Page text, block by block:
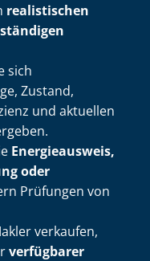
realistischen
sich
Zustand,
und aktuellen
Energieausweis,
oder
Prüfungen von
verkaufen,
verfügbarer